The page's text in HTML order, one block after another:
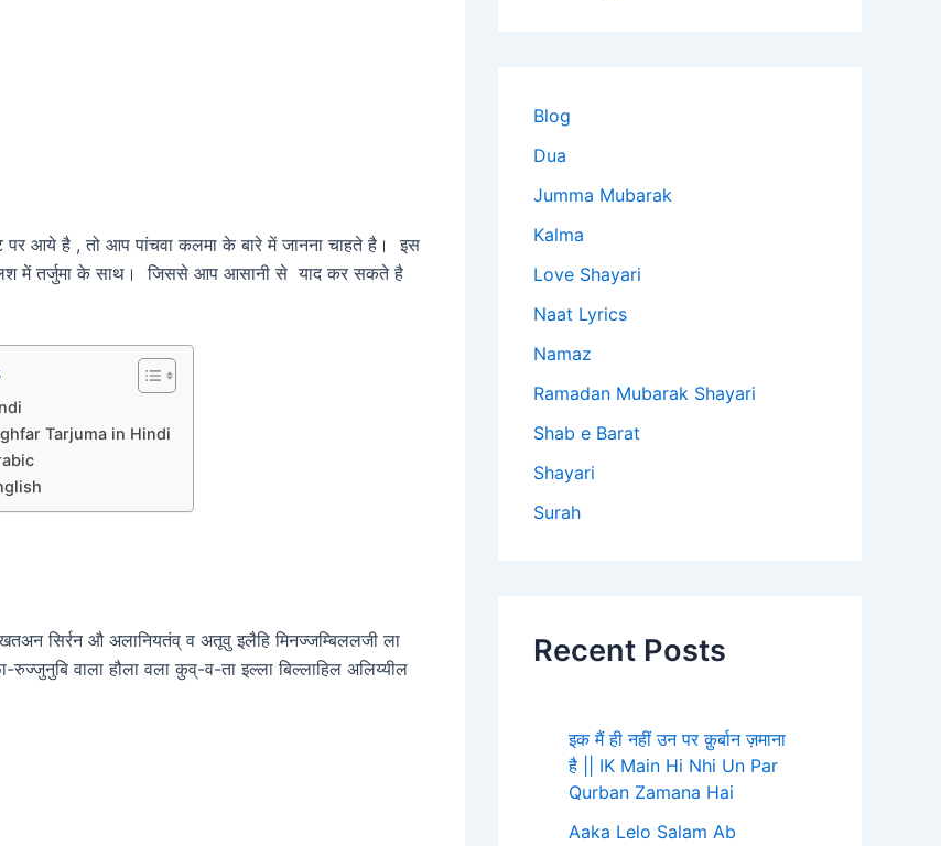
आये है , तो आप पांचवा कलमा के बारे में जानना चाहते है। इस
में तर्जुमा के साथ। जिससे आप आसानी से याद कर सकते है
Tarjuma in Hindi
सिर्रन औ अलानियतंव् व अतूवु इलैहि मिनज्जम्बिललजी ला
वाला हौला वला कुव्-व-ता इल्ला बिल्लाहिल अलिय्यील
Blog
Dua
Jumma Mubarak
Kalma
Love Shayari
Naat Lyrics
Namaz
Ramadan Mubarak Shayari
Shab e Barat
Shayari
Surah
Recent Posts
इक मैं ही नहीं उन पर क़ुर्बान ज़माना
है || IK Main Hi Nhi Un Par
Qurban Zamana Hai
Aaka Lelo Salam Ab